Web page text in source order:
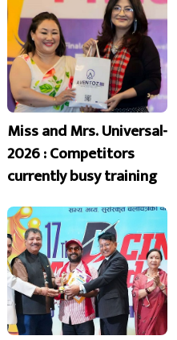
Miss and Mrs. Universal-
2026 : Competitors
currently busy training